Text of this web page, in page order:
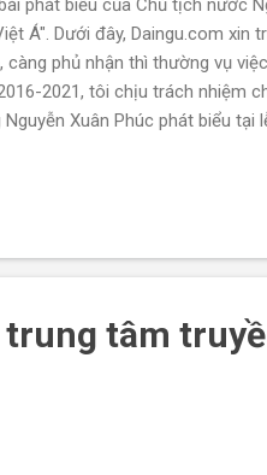
Á". Dưới đây, Daingu.com xin
phủ nhận thì thường vụ
2021, tôi chịu trách nhiệm
Xuân Phúc phát biểu tại
chức Chủ tịch nước: Nhận
trung tâm